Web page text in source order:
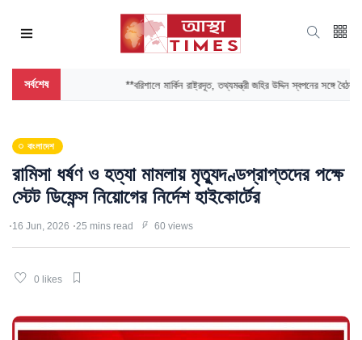
সর্বশেষ **বরিশালে মার্কিন রাষ্ট্রদূত, তথ্যমন্ত্রী জহির উদ্দিন স্বপনের সঙ্গে বৈঠক
বাংলাদেশ
রামিসা ধর্ষণ ও হত্যা মামলায় মৃত্যুদণ্ডপ্রাপ্তদের পক্ষে
স্টেট ডিফেন্স নিয়োগের নির্দেশ হাইকোর্টের
16 Jun, 2026 25 mins read 60 views
0 likes